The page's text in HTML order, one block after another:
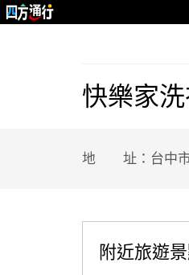
快樂家
地 址：台中市
附近旅遊